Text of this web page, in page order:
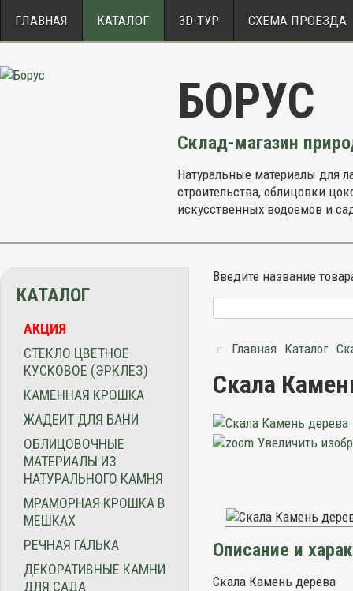
ГЛАВНАЯ КАТАЛОГ 3D-ТУР CХЕМА ПРОЕЗДА
БОРУС
Склад-магазин
Натуральные материалы для
строительства, облицовки
искусственных водоемов и
КАТАЛОГ
АКЦИЯ
СТЕКЛО ЦВЕТНОЕ
КУСКОВОЕ (ЭРКЛЕЗ)
КАМЕННАЯ КРОШКА
ЖАДЕИТ ДЛЯ БАНИ
ОБЛИЦОВОЧНЫЕ
МАТЕРИАЛЫ ИЗ
НАТУРАЛЬНОГО КАМНЯ
МРАМОРНАЯ КРОШКА В
МЕШКАХ
РЕЧНАЯ ГАЛЬКА
ДЕКОРАТИВНЫЕ КАМНИ
ДЛЯ САДА
Введите название
Главная Каталог
Скала
Увеличить
Описание и
Скала Камень дерева